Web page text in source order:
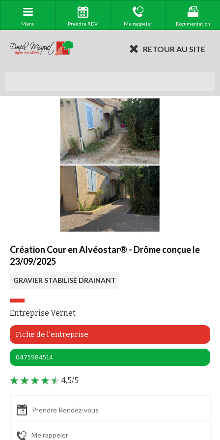
Menu Prendre RDV Me rappeler Documentation
RETOUR AU SITE
Création Cour en Alvéostar® - Drôme conçue le
23/09/2025
GRAVIER STABILISÉ DRAINANT
Entreprise Vernet
Fiche de l'entreprise
0475984514
4,5/5
Prendre Rendez-vous
Me rappeler